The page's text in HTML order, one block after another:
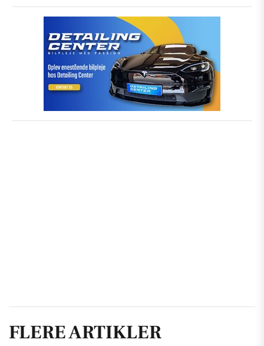
FLERE ARTIKLER